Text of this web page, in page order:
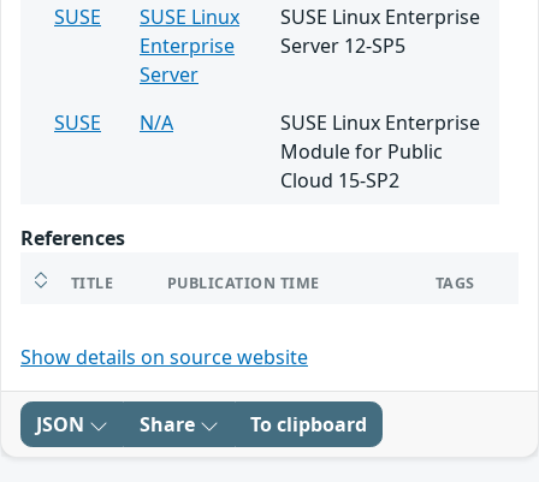
SUSE
SUSE Linux
Enterprise
Server
SUSE Linux Enterprise
Server 12-SP5
SUSE N/A
SUSE Linux Enterprise
Module for Public
Cloud 15-SP2
References
TITLE PUBLICATION TIME TAGS
Show details on source website
JSON Share To clipboard